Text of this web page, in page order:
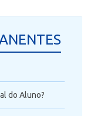
do Aluno?